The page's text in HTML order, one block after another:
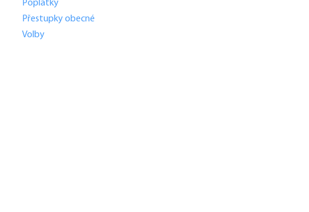
Poplatky
Přestupky obecné
Volby